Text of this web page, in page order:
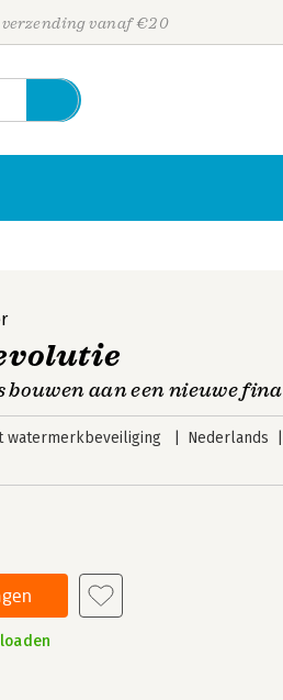
vanaf €20
bouwen aan een nieuwe
watermerkbeveiliging Nederlands
Personen